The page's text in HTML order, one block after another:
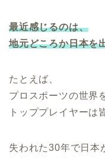
最近感じるのは、
地元どころか日本を
たとえば、
プロスポーツの世界
トッププレイヤーは
失われた30年で日本